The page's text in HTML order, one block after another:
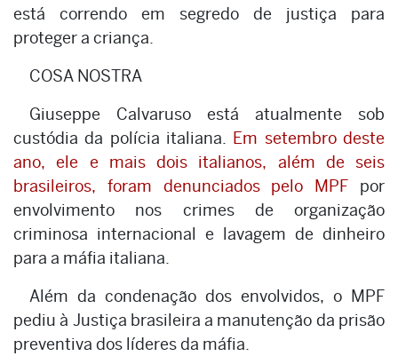
está correndo em segredo de justiça para
proteger a criança.
COSA NOSTRA
Giuseppe Calvaruso está atualmente sob
custódia da polícia italiana. Em setembro deste
ano, ele e mais dois italianos, além de seis
brasileiros, foram denunciados pelo MPF por
envolvimento nos crimes de organização
criminosa internacional e lavagem de dinheiro
para a máfia italiana.
Além da condenação dos envolvidos, o MPF
pediu à Justiça brasileira a manutenção da prisão
preventiva dos líderes da máfia.